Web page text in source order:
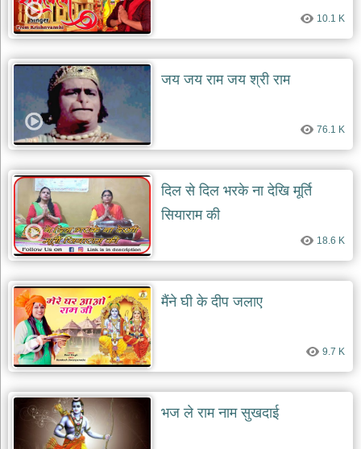
10.1 K
जय जय राम जय श्री राम
76.1 K
दिल से दिल भरके ना देखि मूर्ति
सियाराम की
18.6 K
मैंने घी के दीप जलाए
9.7 K
भज ले राम नाम सुखदाई